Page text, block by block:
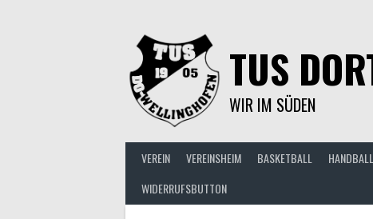
TUS
WIR IM SÜDEN
VEREIN VEREINSHEIM BASKETBALL HANDBALL
WIDERRUFSBUTTON